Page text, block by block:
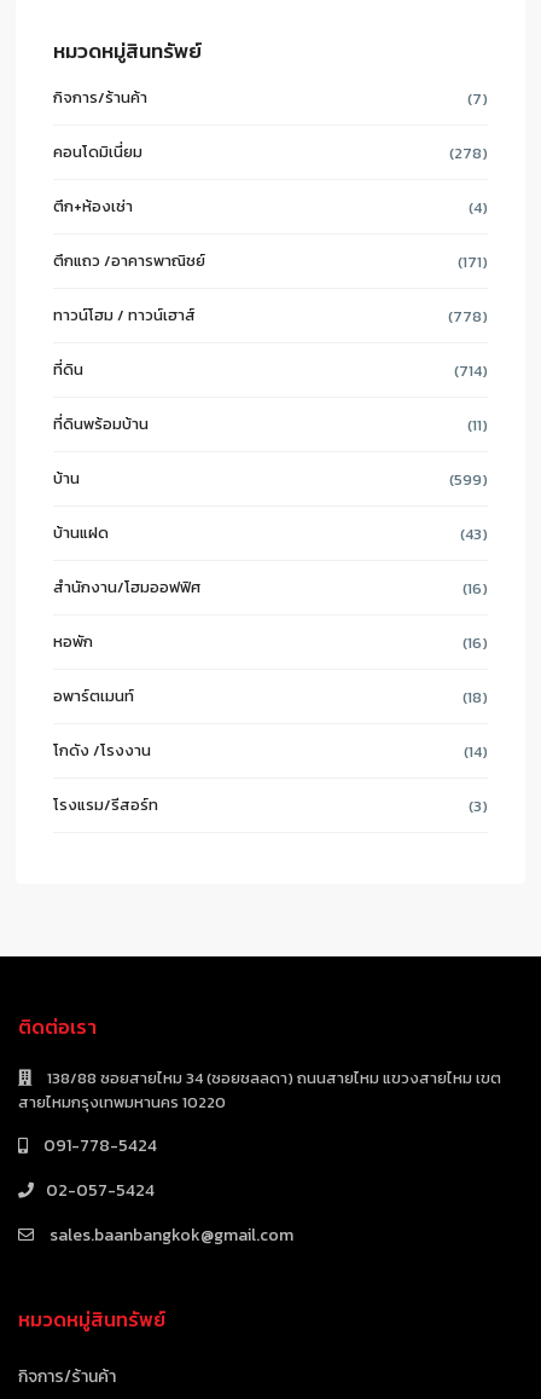
หมวดหมู่สินทรัพย์
กิจการ/ร้านค้า (7)
คอนโดมิเนี่ยม (278)
ตึก+ห้องเช่า (4)
ตึกแถว /อาคารพาณิชย์ (171)
ทาวน์โฮม / ทาวน์เฮาส์ (778)
ที่ดิน (714)
ที่ดินพร้อมบ้าน (11)
บ้าน (599)
บ้านแฝด (43)
สำนักงาน/โฮมออฟฟิศ (16)
หอพัก (16)
อพาร์ตเมนท์ (18)
โกดัง /โรงงาน (14)
โรงแรม/รีสอร์ท (3)
ติดต่อเรา
138/88 ซอยสายไหม 34 (ซอยชลลดา) ถนนสายไหม แขวงสายไหม เขต
สายไหมกรุงเทพมหานคร 10220
091-778-5424
02-057-5424
sales.baanbangkok@gmail.com
หมวดหมู่สินทรัพย์
กิจการ/ร้านค้า